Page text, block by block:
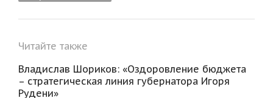
Читайте также
Владислав Шориков: «Оздоровление бюджета
– стратегическая линия губернатора Игоря
Рудени»